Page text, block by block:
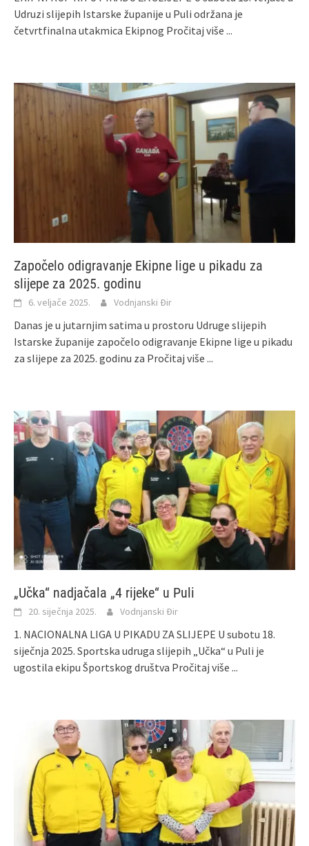
Udruzi slijepih Istarske županije u Puli održana je
četvrtfinalna utakmica Ekipnog Pročitaj više ...
Započelo odigravanje Ekipne lige u pikadu za
slijepe za 2025. godinu
6. veljače 2025. Vodnjanski Đir
Danas je u jutarnjim satima u prostoru Udruge slijepih
Istarske županije započelo odigravanje Ekipne lige u pikadu
za slijepe za 2025. godinu za Pročitaj više ...
„Učka“ nadjačala „4 rijeke“ u Puli
20. siječnja 2025. Vodnjanski Đir
1. NACIONALNA LIGA U PIKADU ZA SLIJEPE U subotu 18.
siječnja 2025. Sportska udruga slijepih „Učka“ u Puli je
ugostila ekipu Športskog društva Pročitaj više ...